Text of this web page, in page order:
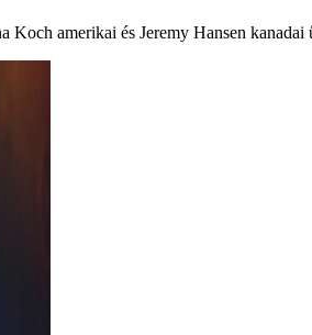
amerikai és Jeremy Hansen